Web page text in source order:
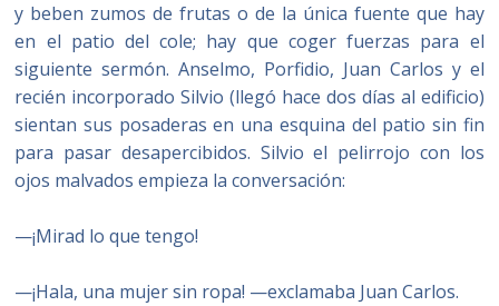
y beben zumos de frutas o de la única fuente que hay
en el patio del cole; hay que coger fuerzas para el
siguiente sermón. Anselmo, Porfidio, Juan Carlos y el
recién incorporado Silvio (llegó hace dos días al edificio)
sientan sus posaderas en una esquina del patio sin fin
para pasar desapercibidos. Silvio el pelirrojo con los
ojos malvados empieza la conversación:
—¡Mirad lo que tengo!
—¡Hala, una mujer sin ropa! —exclamaba Juan Carlos.